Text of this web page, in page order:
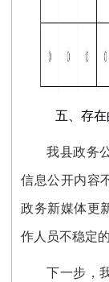
五、存
我县政务
信息公开内容
政务新媒体更
作人员不稳定的
下一步，